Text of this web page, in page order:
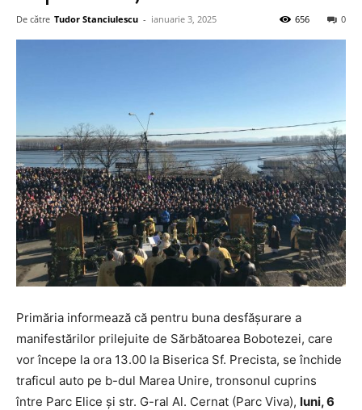
De către Tudor Stanciulescu - ianuarie 3, 2025 0
656
Primăria informează că pentru buna desfășurare a
manifestărilor prilejuite de Sărbătoarea Bobotezei, care
vor începe la ora 13.00 la Biserica Sf. Precista, se închide
traficul auto pe b-dul Marea Unire, tronsonul cuprins
între Parc Elice și str. G-ral Al. Cernat (Parc Viva), luni, 6